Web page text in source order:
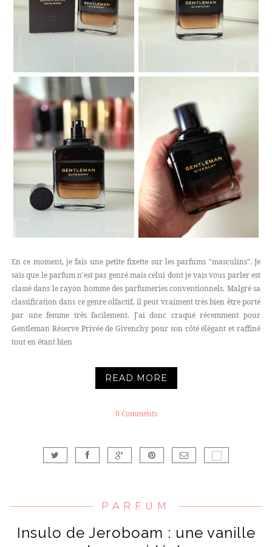
En ce moment, je fais une petite fixette sur les parfums "masculins". Je
sais que le parfum n'est pas genré mais celui dont je vais vous parler est
classé dans le rayon homme des parfumeries conventionnels. Malgré sa
classification dans ce genre olfactif, il peut vraiment très bien être porté
par une femme très facilement. J'ai donc craqué récemment pour
Gentleman Réserve Privée de Givenchy pour son côté élégant et raffiné
tout en étant bien
READ MORE
0 Comments
PARFUM
Insulo de Jeroboam : une vanille